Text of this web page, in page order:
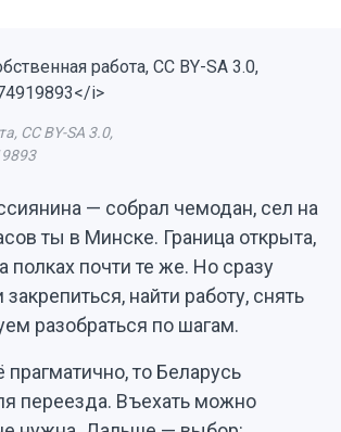
CC BY-SA 3.0,
— собрал чемодан, сел на
ты в Минске. Граница открыта,
почти те же. Но сразу
найти работу, снять
разобраться по шагам.
то Беларусь
переезда. Въехать можно